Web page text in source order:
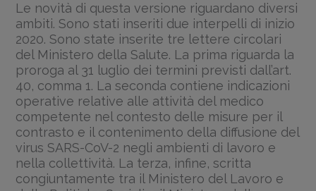
Le novità di questa versione riguardano diversi
ambiti. Sono stati inseriti due interpelli di inizio
2020. Sono state inserite tre lettere circolari
del Ministero della Salute. La prima riguarda la
proroga al 31 luglio dei termini previsti dall’art.
40, comma 1. La seconda contiene indicazioni
operative relative alle attività del medico
competente nel contesto delle misure per il
contrasto e il contenimento della diffusione del
virus SARS-CoV-2 negli ambienti di lavoro e
nella collettività. La terza, infine, scritta
congiuntamente tra il Ministero del Lavoro e